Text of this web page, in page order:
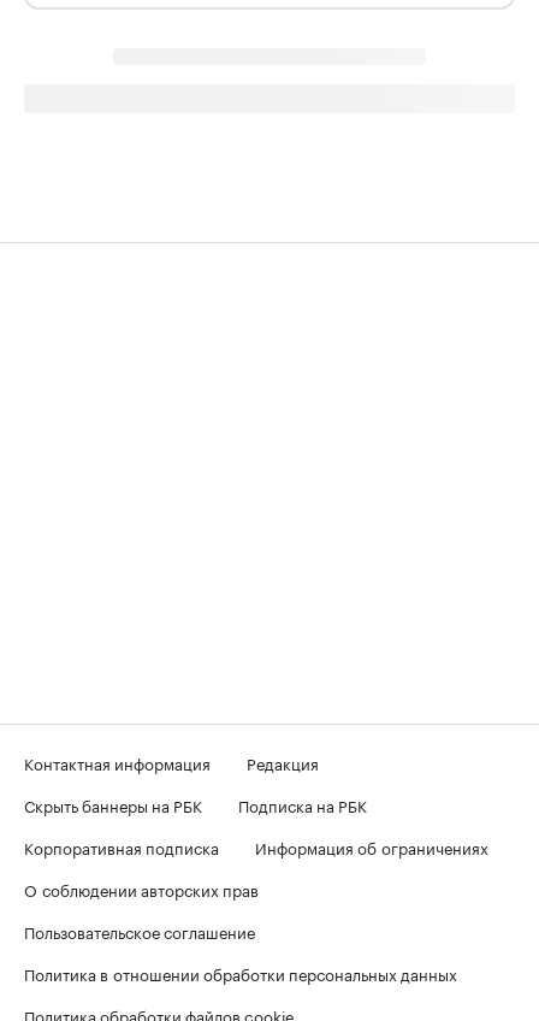
Контактная информация
Редакция
Скрыть баннеры на РБК
Подписка на РБК
Корпоративная подписка
Информация об ограничениях
О соблюдении авторских прав
Пользовательское соглашение
Политика в отношении обработки персональных данных
Политика обработки файлов cookie